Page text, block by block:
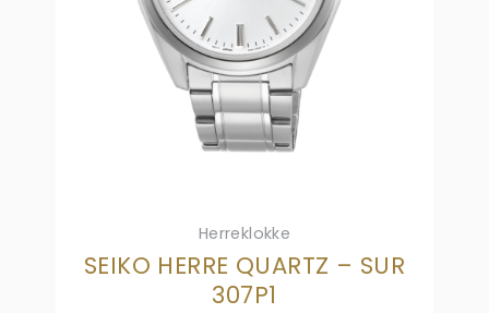
Herreklokke
SEIKO HERRE QUARTZ – SUR
307P1